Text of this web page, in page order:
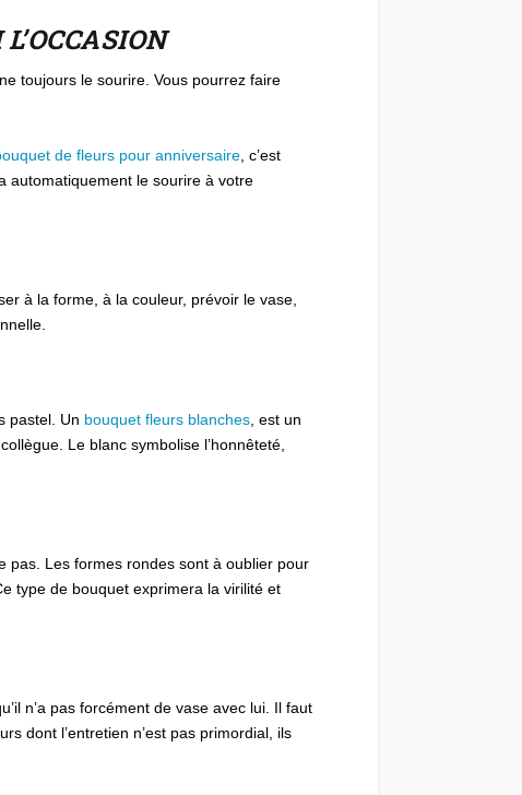
toujours le sourire. Vous pourrez faire
de fleurs pour anniversaire , c’est
automatiquement le sourire à votre
à la forme, à la couleur, prévoir le vase,
pastel. Un bouquet fleurs blanches , est un
Le blanc symbolise l’honnêteté,
pas. Les formes rondes sont à oublier pour
type de bouquet exprimera la virilité et
n’a pas forcément de vase avec lui. Il faut
dont l’entretien n’est pas primordial, ils